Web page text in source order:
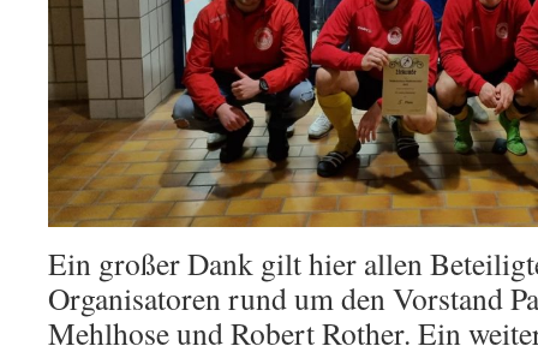
Ein großer Dank gilt hier allen
Organisatoren rund um den Vorstand
Mehlhose und Robert Rother. Ein